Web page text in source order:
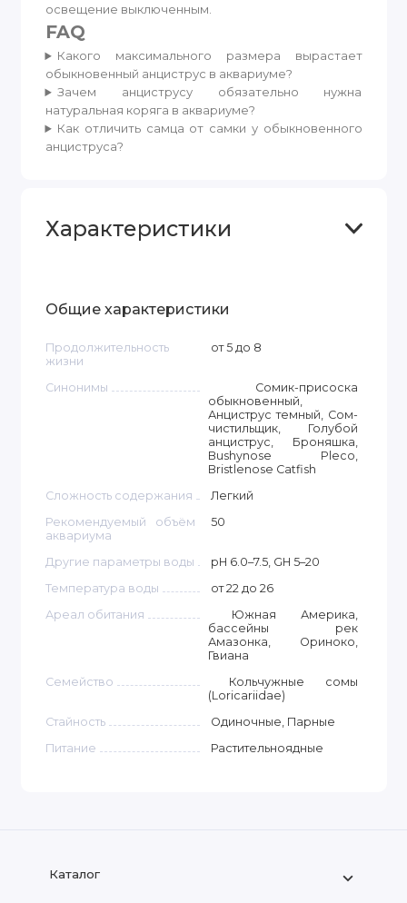
освещение выключенным.
FAQ
Какого максимального размера вырастает
обыкновенный анциструс в аквариуме?
Зачем анциструсу обязательно нужна
натуральная коряга в аквариуме?
Как отличить самца от самки у обыкновенного
анциструса?
Характеристики
Общие характеристики
Продолжительность
жизни
от 5 до 8
Синонимы
Сомик-присоска
обыкновенный,
Анциструс темный, Сом-
чистильщик, Голубой
анциструс, Броняшка,
Bushynose Pleco,
Bristlenose Catfish
Сложность содержания
Легкий
Рекомендуемый объём
аквариума
50
Другие параметры воды
pH 6.0–7.5, GH 5–20
Температура воды
от 22 до 26
Ареал обитания
Южная Америка,
бассейны рек
Амазонка, Ориноко,
Гвиана
Семейство
Кольчужные сомы
(Loricariidae)
Стайность
Одиночные, Парные
Питание
Растительноядные
Каталог